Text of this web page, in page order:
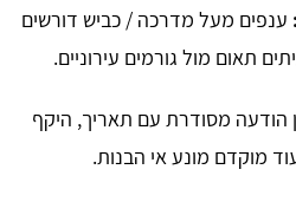
ענפים מעל מדרכה / כביש דורשים
תאום מול גורמים עירוניים.
הודעה מסודרת עם תאריך, היקף
מוקדם מונע אי הבנות.